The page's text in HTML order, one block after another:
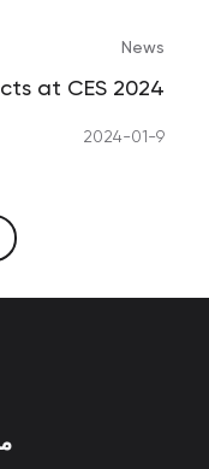
News
at CES 2024
2024-01-9